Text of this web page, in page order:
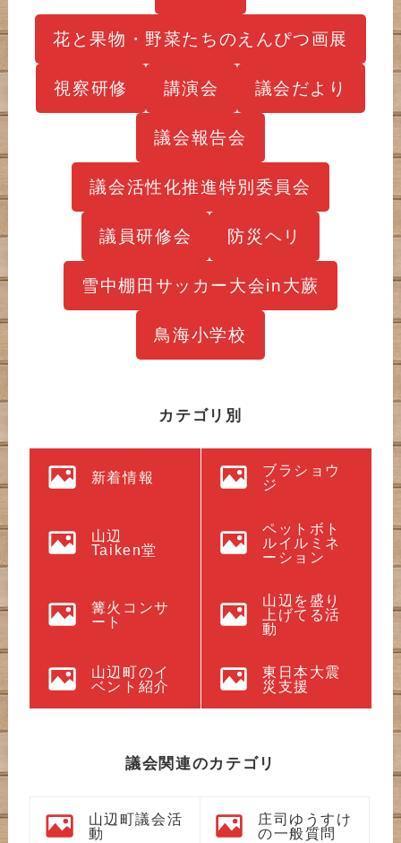
花と果物・野菜たちのえんぴつ画展
視察研修 講演会 議会だより
議会報告会
議会活性化推進特別委員会
議員研修会 防災ヘリ
雪中棚田サッカー大会in大蕨
鳥海小学校
カテゴリ別
新着情報
ブラショウ
ジ
山辺
Taiken堂
ペットボト
ルイルミネ
ーション
篝火コンサ
ート
山辺を盛り
上げてる活
動
山辺町のイ
ベント紹介
東日本大震
災支援
議会関連のカテゴリ
山辺町議会活
動
庄司ゆうすけ
の一般質問